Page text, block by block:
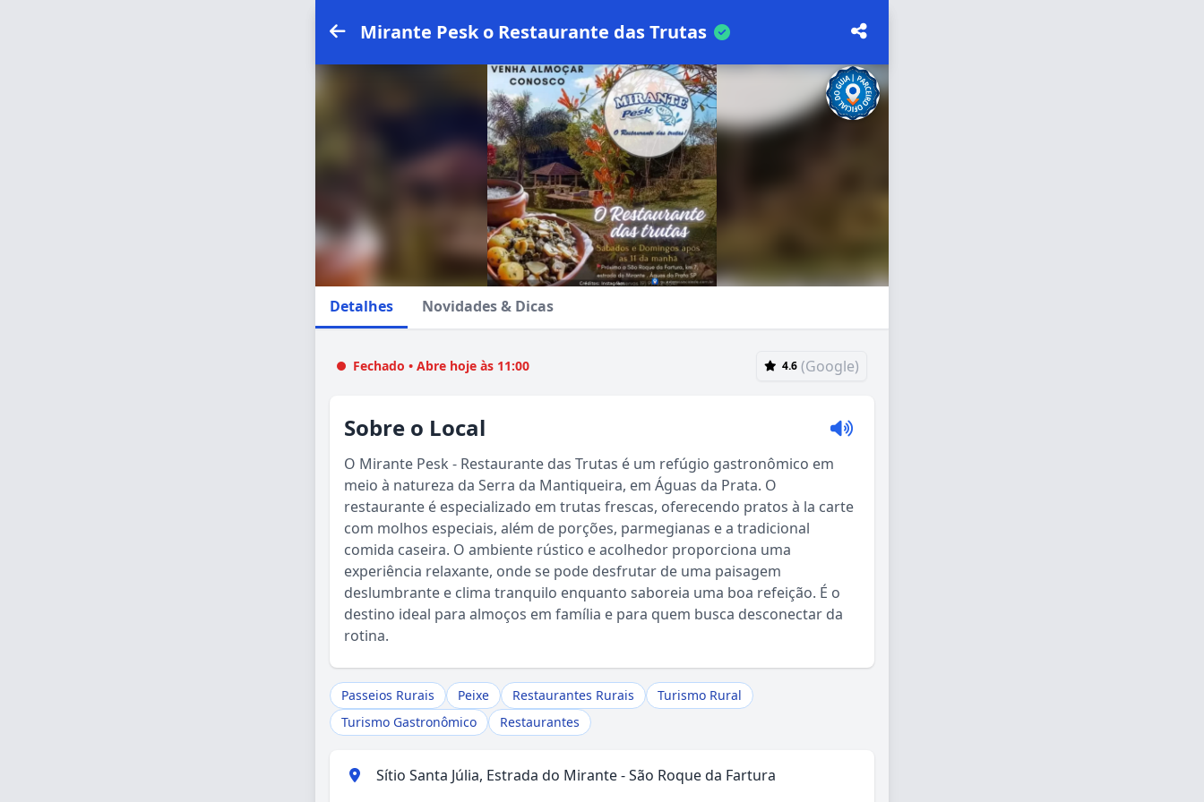
Mirante Pesk o Restaurante das Trutas
Detalhes Novidades & Dicas
Fechado • Abre hoje às 11:00 4.6 (Google)
Sobre o Local
O Mirante Pesk - Restaurante das Trutas é um refúgio gastronômico em
meio à natureza da Serra da Mantiqueira, em Águas da Prata. O
restaurante é especializado em trutas frescas, oferecendo pratos à la carte
com molhos especiais, além de porções, parmegianas e a tradicional
comida caseira. O ambiente rústico e acolhedor proporciona uma
experiência relaxante, onde se pode desfrutar de uma paisagem
deslumbrante e clima tranquilo enquanto saboreia uma boa refeição. É o
destino ideal para almoços em família e para quem busca desconectar da
rotina.
Passeios Rurais Peixe Restaurantes Rurais
Turismo Rural
Turismo Gastronômico
Restaurantes
Sítio Santa Júlia, Estrada do Mirante - São Roque da Fartura
Sou Turista em Águas da Prata